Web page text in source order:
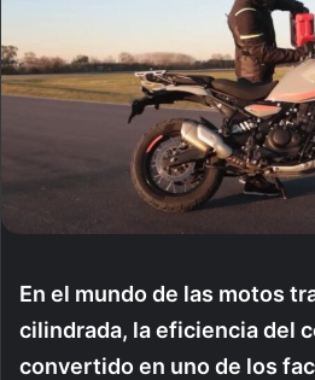
En el mundo de las motos
cilindrada, la eficiencia del
convertido en uno de los